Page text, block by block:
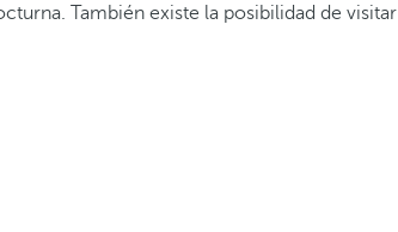
También existe la posibilidad de visitar